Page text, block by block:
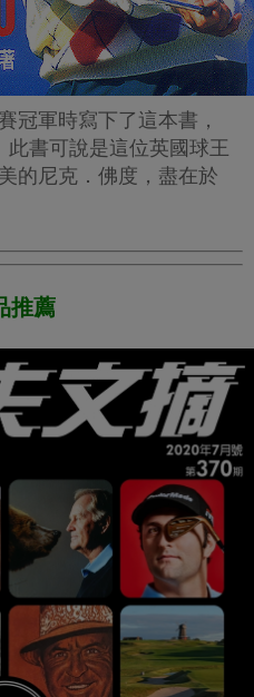
冠軍時寫下了這本書，
書可說是這位英國球王
的尼克．佛度，盡在於
推薦